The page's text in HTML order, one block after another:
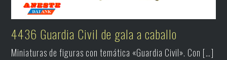
4436 Guardia Civil de gala a caballo
Miniaturas de figuras con temática «Guardia Civil». Con […]